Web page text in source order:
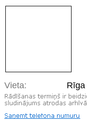
Vieta: Rīga